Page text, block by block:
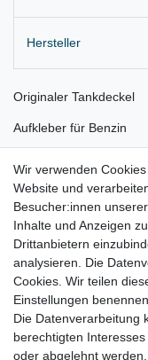
Hersteller
Originaler Tankdeckel
Aufkleber für Benzin
Lieferung wie
für:
Fiat 500L Bj. 2012 -
(nicht für Living /
Wir verwenden
Website und
Besucher:innen
Inhalte und Anzeigen
Drittanbietern
analysieren. Die
Cookies. Wir teilen
Einstellungen benennen.
Die Datenverarbeitung
berechtigten
oder abgelehnt